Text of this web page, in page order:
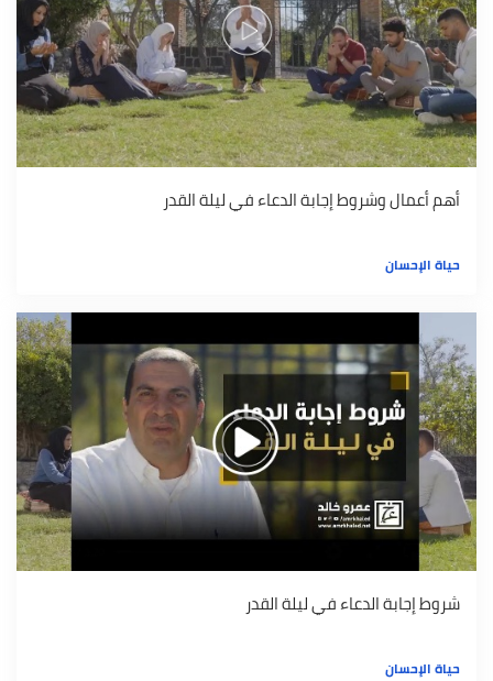
أهم أعمال وشروط إجابة الدعاء في ليلة القدر
حياة الإحسان
شروط إجابة الدعاء في ليلة القدر
حياة الإحسان